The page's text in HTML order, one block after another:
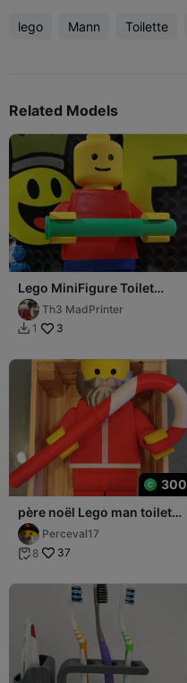
lego Mann Toilette
Related Models
Lego MiniFigure Toilet
Paper Holder For Larger
RollsTh3 MadPrinter
 1 3
300
père noël Lego man toilet
holder/ Santa / christmas
Perceval17
 8 37